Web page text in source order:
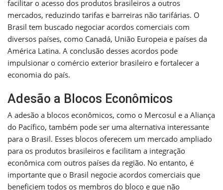
facilitar o acesso dos produtos brasileiros a outros
mercados, reduzindo tarifas e barreiras não tarifárias. O
Brasil tem buscado negociar acordos comerciais com
diversos países, como Canadá, União Europeia e países da
América Latina. A conclusão desses acordos pode
impulsionar o comércio exterior brasileiro e fortalecer a
economia do país.
Adesão a Blocos Econômicos
A adesão a blocos econômicos, como o Mercosul e a Aliança
do Pacífico, também pode ser uma alternativa interessante
para o Brasil. Esses blocos oferecem um mercado ampliado
para os produtos brasileiros e facilitam a integração
econômica com outros países da região. No entanto, é
importante que o Brasil negocie acordos comerciais que
beneficiem todos os membros do bloco e que não